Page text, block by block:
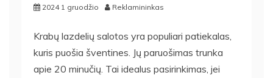
2024 1 gruodžio Reklamininkas
Krabų lazdelių salotos yra populiari patiekalas,
kuris puošia šventines. Jų paruošimas trunka
apie 20 minučių. Tai idealus pasirinkimas, jei